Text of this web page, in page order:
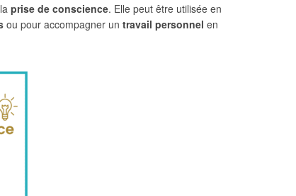
prise de conscience. Elle peut être utilisée en
ou pour accompagner un travail personnel en